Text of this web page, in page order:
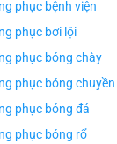
phục bệnh viện
phục bơi lội
phục bóng chày
phục bóng chuyền
phục bóng đá
phục bóng rổ